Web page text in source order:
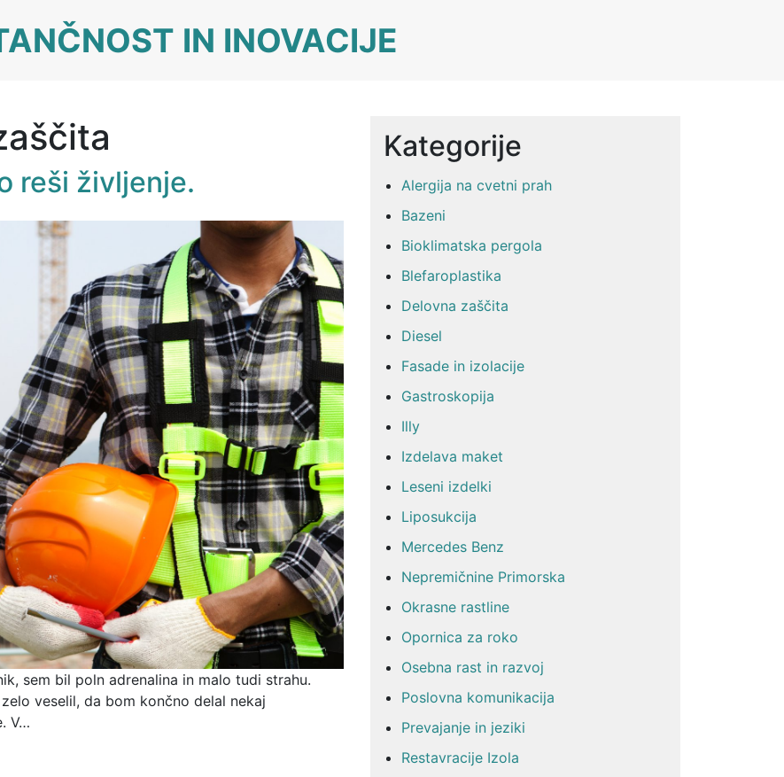
IN INOVACIJE
reši življenje.
sem bil poln adrenalina in malo tudi strahu.
veselil, da bom končno delal nekaj
V…
Kategorije
Alergija na cvetni prah
Bazeni
Bioklimatska pergola
Blefaroplastika
Delovna zaščita
Diesel
Fasade in izolacije
Gastroskopija
Illy
Izdelava maket
Leseni izdelki
Liposukcija
Mercedes Benz
Nepremičnine Primorska
Okrasne rastline
Opornica za roko
Osebna rast in razvoj
Poslovna komunikacija
Prevajanje in jeziki
Restavracije Izola